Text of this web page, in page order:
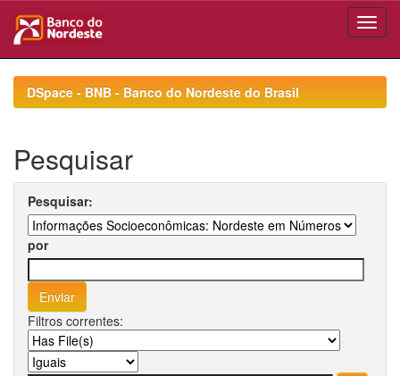
navigationDSpace - BNB - Banco do Nordeste do Brasil
Pesquisar
Pesquisar:
por
Filtros correntes: